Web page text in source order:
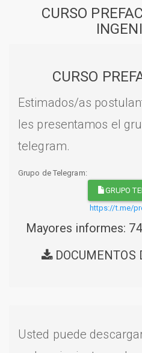
CURSO
CURSO
Estimados/as
les presentamos el
telegram.
Grupo de Telegram:
GRUPO
https://t.me/
Mayores informes:
DOCUMENTOS
Usted puede